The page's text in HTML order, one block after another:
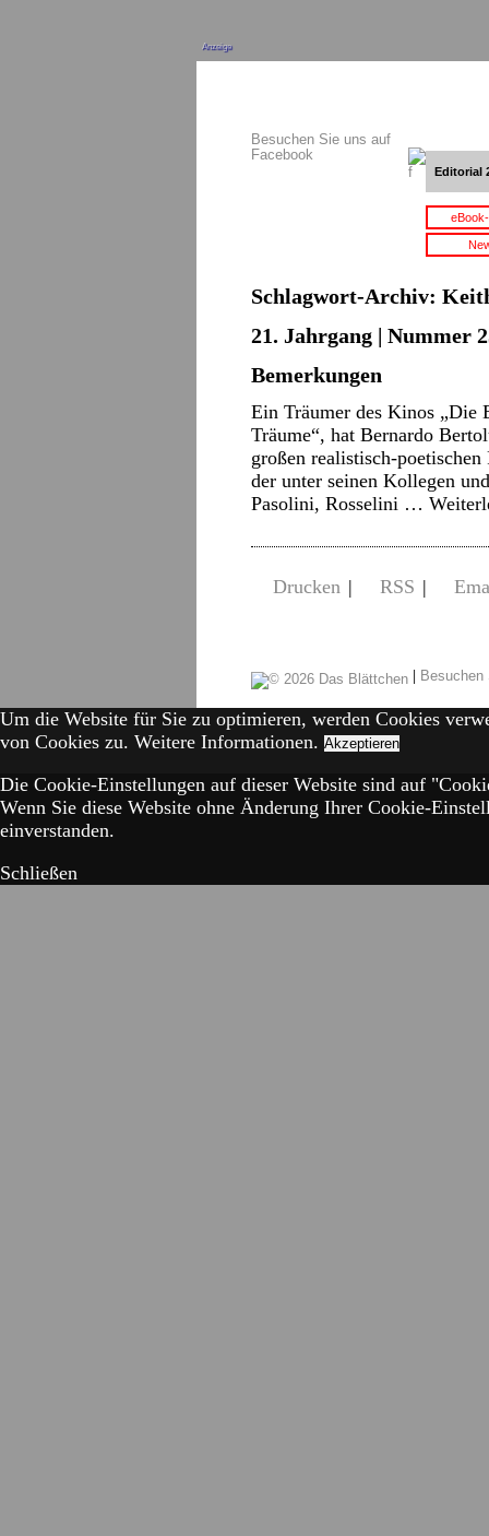
Anzeige
Besuchen Sie uns auf
Facebook
Editorial
Schlagwort-Archiv:
21. Jahrgang | Nummer
Bemerkungen
Ein Träumer des Kinos „Die
Träume“, hat Bernardo
großen realistisch-
der unter seinen Kollegen
Pasolini, Rosselini …
Drucken | RSS |
|
Um die Website für Sie zu optimieren, werden Cookies
von Cookies zu. Weitere Informationen. Akzeptieren
Die Cookie-Einstellungen auf dieser Website sind auf
Wenn Sie diese Website ohne Änderung Ihrer Cookie-
einverstanden.
Schließen